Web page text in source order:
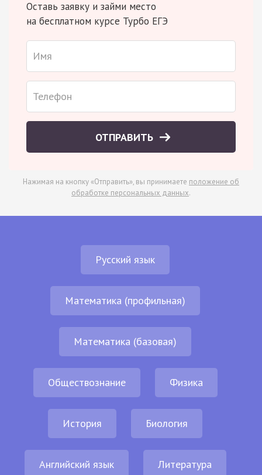
Оставь заявку и займи место
на бесплатном курсе Турбо ЕГЭ
ОТПРАВИТЬ
Нажимая на кнопку «Отправить», вы принимаете положение об
обработке персональных данных.
Русский язык
Математика (профильная)
Математика (базовая)
Обществознание Физика
История Биология
Английский язык Литература